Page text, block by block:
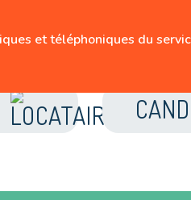
et téléphoniques du